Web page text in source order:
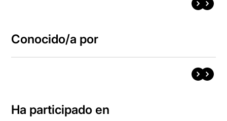
Conocido/a por
Ha participado en